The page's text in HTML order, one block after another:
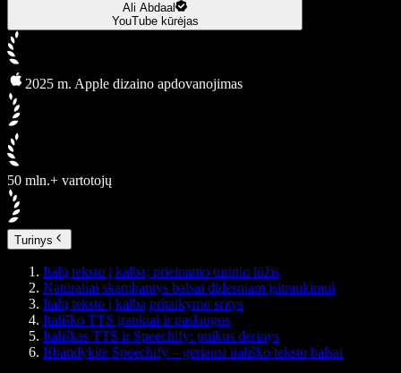
Ali Abdaal
YouTube kūrėjas
2025 m. Apple dizaino apdovanojimas
50 mln.+ vartotojų
Turinys
Italų teksto į kalbą: prieinamo turinio lūžis
Natūraliai skambantys balsai didesniam įsitraukimui
Italų teksto į kalbą pritaikymo sritys
Itališko TTS įrankiai ir paslaugos
Itališkas TTS ir Speechify: puikus derinys
Išbandykite Speechify – geriausi itališko teksto balsai